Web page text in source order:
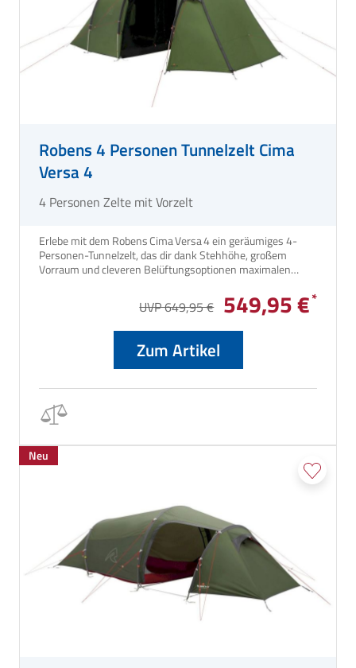
Robens 4 Personen Tunnelzelt Cima
Versa 4
4 Personen Zelte mit Vorzelt
Erlebe mit dem Robens Cima Versa 4 ein geräumiges 4-
Personen-Tunnelzelt, das dir dank Stehhöhe, großem
Vorraum und cleveren Belüftungsoptionen maximalen
Außenzelt und solider Aluminiumkonstruktion bist du bei
Wind und Wetter bestens ausgerüstet - ideal für Familien
UVP 649,95 € 549,95 €
Zum Artikel
Neu